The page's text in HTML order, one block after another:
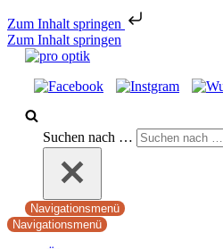
Zum Inhalt springen
Zum Inhalt springen
Suchen nach …
Navigationsmenü
Navigationsmenü